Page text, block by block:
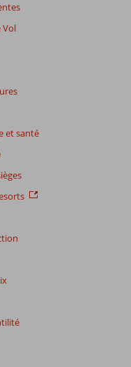
Vol
et santé